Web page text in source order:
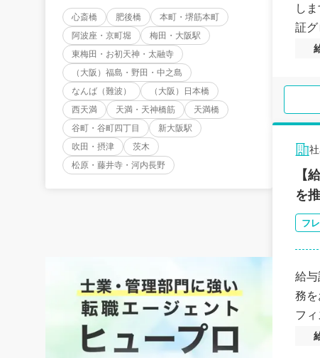
心斎橋 肥後橋
本町・堺筋本町
阿波座・京町堀
梅田・大阪駅
東梅田・お初天神・太融寺
（大阪）福島・野田・中之島
なんば（難波）
（大阪）日本橋
西天満
天満・天神橋筋
天満橋
谷町・谷町四丁目
新大阪駅
吹田・摂津
茨木
松原・藤井寺・河内長野
し
証グ
【
を
フ
給
務
フ